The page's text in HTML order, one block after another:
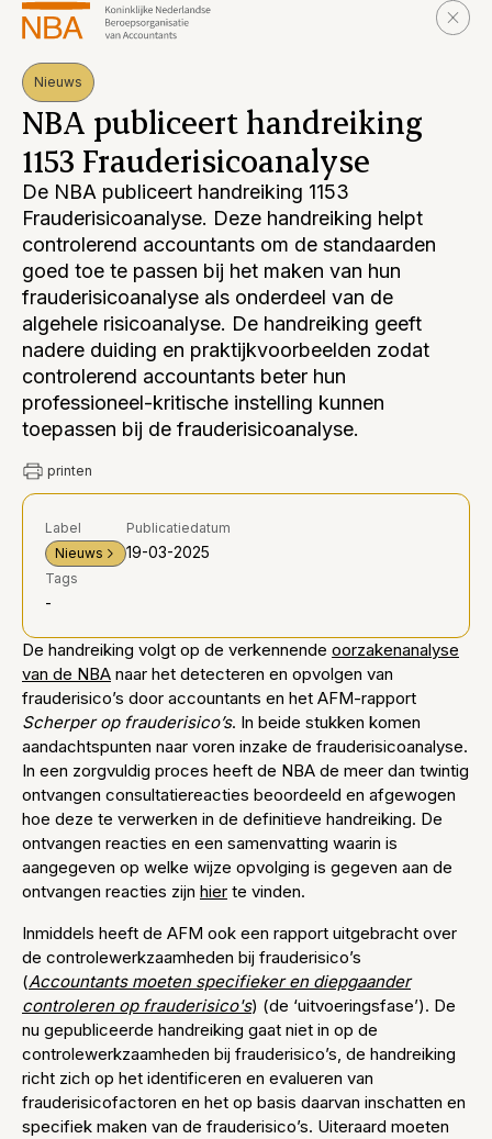
Nieuws
NBA publiceert handreiking
1153 Frauderisicoanalyse
De NBA publiceert handreiking 1153
Frauderisicoanalyse. Deze handreiking helpt
controlerend accountants om de standaarden
goed toe te passen bij het maken van hun
frauderisicoanalyse als onderdeel van de
algehele risicoanalyse. De handreiking geeft
nadere duiding en praktijkvoorbeelden zodat
controlerend accountants beter hun
professioneel-kritische instelling kunnen
toepassen bij de frauderisicoanalyse.
printen
Label
Nieuws
Publicatiedatum
19-03-2025
Tags
-
De handreiking volgt op de verkennende oorzakenanalyse
van de NBA naar het detecteren en opvolgen van
frauderisico’s door accountants en het AFM-rapport
Scherper op frauderisico’s. In beide stukken komen
aandachtspunten naar voren inzake de frauderisicoanalyse.
In een zorgvuldig proces heeft de NBA de meer dan twintig
ontvangen consultatiereacties beoordeeld en afgewogen
hoe deze te verwerken in de definitieve handreiking. De
ontvangen reacties en een samenvatting waarin is
aangegeven op welke wijze opvolging is gegeven aan de
ontvangen reacties zijn hier te vinden.
Inmiddels heeft de AFM ook een rapport uitgebracht over
de controlewerkzaamheden bij frauderisico’s
(Accountants moeten specifieker en diepgaander
controleren op frauderisico's) (de ‘uitvoeringsfase’). De
nu gepubliceerde handreiking gaat niet in op de
controlewerkzaamheden bij frauderisico’s, de handreiking
richt zich op het identificeren en evalueren van
frauderisicofactoren en het op basis daarvan inschatten en
specifiek maken van de frauderisico’s. Uiteraard moeten